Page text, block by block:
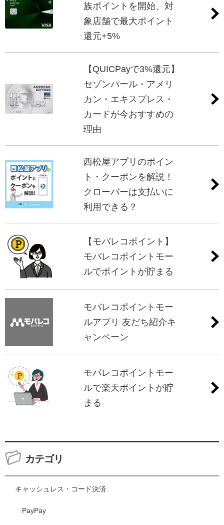
族ポイントを開始、対
象店舗で最大ポイント
還元+5%
【QUICPayで3%還元】
セゾンパール・アメリ
カン・エキスプレス・
カードが今おすすめの
理由
西松屋アプリのポイン
ト・クーポンを解説！
クローバーは支払いに
利用できる？
【モバレコポイント】
モバレコポイントモー
ルでポイントが貯まる
モバレコポイントモー
ルアプリ 友だち紹介キ
ャンペーン
モバレコポイントモー
ルで楽天ポイントが貯
まる
カテゴリ
キャッシュレス・コード決済
PayPay